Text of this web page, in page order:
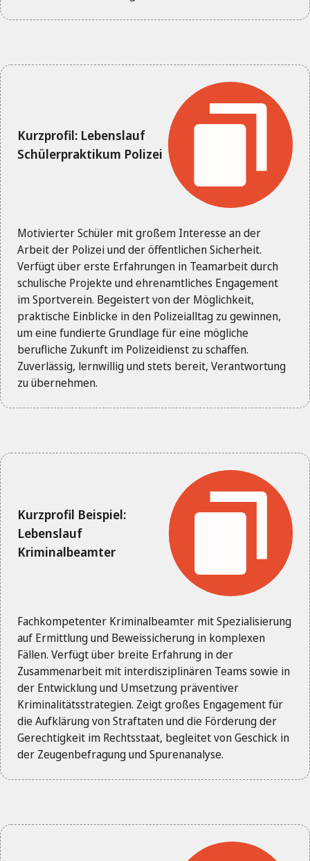
Kurzprofil: Lebenslauf
Schülerpraktikum Polizei
Motivierter Schüler mit großem Interesse an der
Arbeit der Polizei und der öffentlichen Sicherheit.
Verfügt über erste Erfahrungen in Teamarbeit durch
schulische Projekte und ehrenamtliches Engagement
im Sportverein. Begeistert von der Möglichkeit,
praktische Einblicke in den Polizeialltag zu gewinnen,
um eine fundierte Grundlage für eine mögliche
berufliche Zukunft im Polizeidienst zu schaffen.
Zuverlässig, lernwillig und stets bereit, Verantwortung
zu übernehmen.
Kurzprofil Beispiel:
Lebenslauf
Kriminalbeamter
Fachkompetenter Kriminalbeamter mit Spezialisierung
auf Ermittlung und Beweissicherung in komplexen
Fällen. Verfügt über breite Erfahrung in der
Zusammenarbeit mit interdisziplinären Teams sowie in
der Entwicklung und Umsetzung präventiver
Kriminalitätsstrategien. Zeigt großes Engagement für
die Aufklärung von Straftaten und die Förderung der
Gerechtigkeit im Rechtsstaat, begleitet von Geschick in
der Zeugenbefragung und Spurenanalyse.